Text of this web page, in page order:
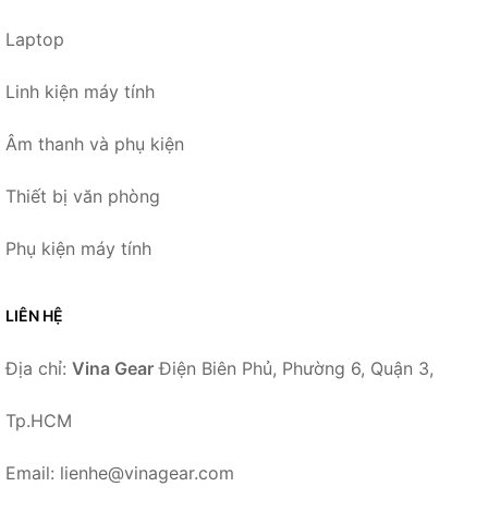
Laptop
Linh kiện máy tính
Âm thanh và phụ kiện
Thiết bị văn phòng
Phụ kiện máy tính
LIÊN HỆ
Địa chỉ: Vina Gear Điện Biên Phủ, Phường 6, Quận 3,
Tp.HCM
Email: lienhe@vinagear.com